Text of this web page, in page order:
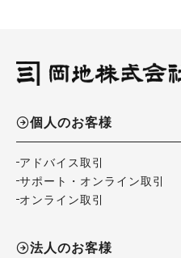
個人のお客様
アドバイス取引
サポート・オンライン取引
オンライン取引
法人のお客様